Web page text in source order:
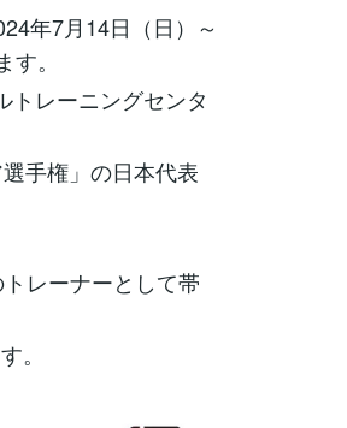
年7月14日（日）～
。
トレーニングセンタ
手権」の日本代表
レーナーとして帯
。